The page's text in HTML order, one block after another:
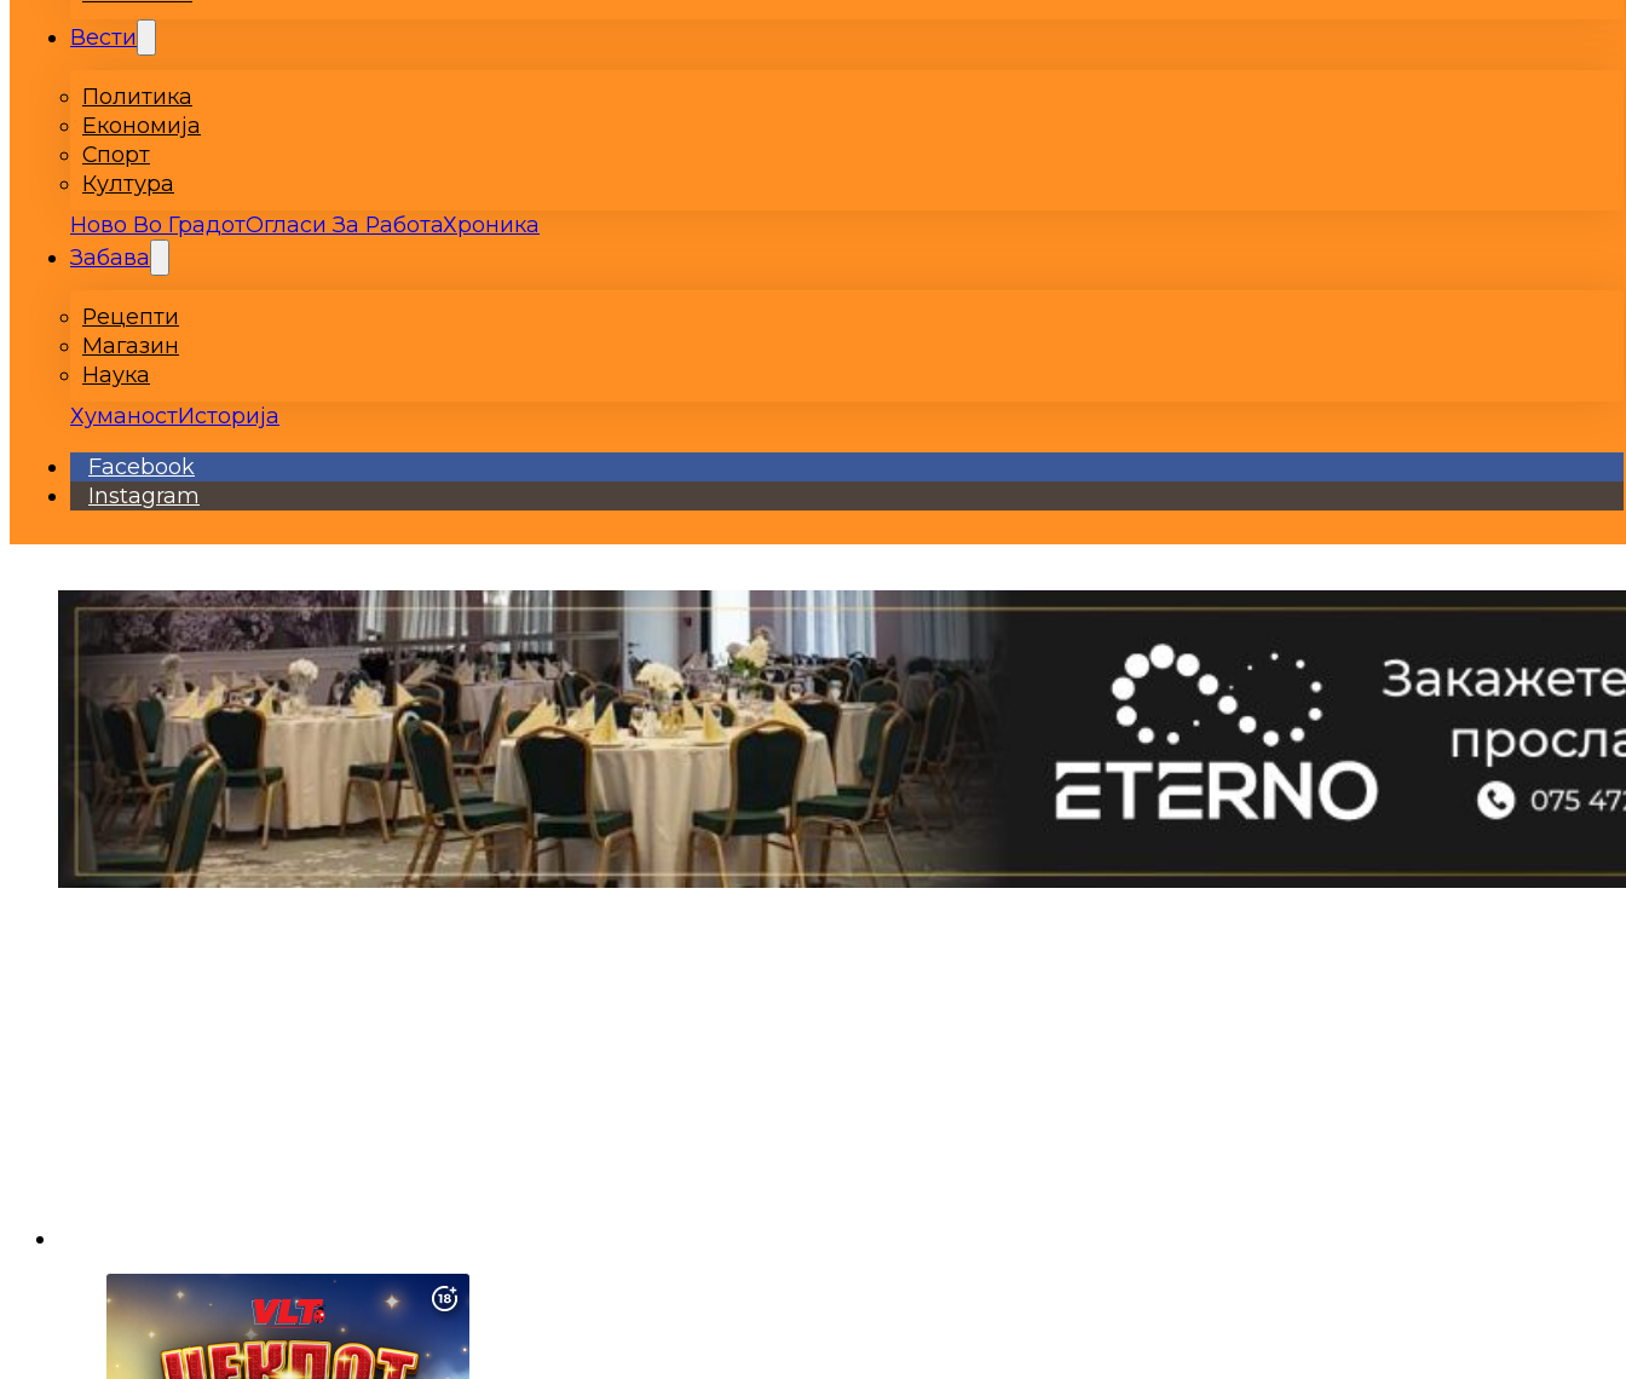
Вести
Политика
Економија
Спорт
Култура
Ново Во ГрадотОгласи За РаботаХроника
Забава
Рецепти
Магазин
Наука
ХуманостИсторија
Facebook
Instagram